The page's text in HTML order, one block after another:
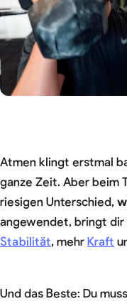
Atmen klingt erstmal
ganze Zeit. Aber beim
riesigen Unterschied,
angewendet, bringt
Stabilität, mehr Kraft
Und das Beste: Du